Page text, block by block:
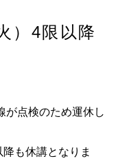
）4限以降
が点検のため運休し
も休講となりま